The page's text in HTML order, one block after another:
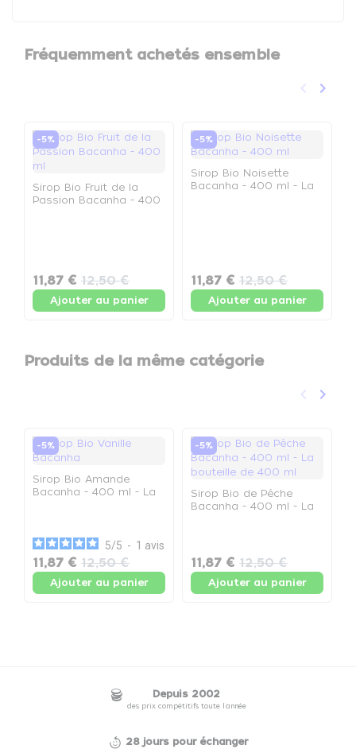
Fréquemment achetés ensemble
Précédent
keyboard_arrow_left keyboard_arrow_right
-5%
Sirop Bio Fruit de la
Passion Bacanha - 400
11,87 € 12,50 €
Ajouter au panier
-5%
Sirop Bio Noisette
Bacanha - 400 ml - La
11,87 € 12,50 €
Ajouter au panier
Produits de la même catégorie
Précédent
keyboard_arrow_left keyboard_arrow_right
-5%
Sirop Bio Amande
Bacanha - 400 ml - La
5/5 - 1 avis
11,87 € 12,50 €
Ajouter au panier
-5%
Sirop Bio de Pêche
Bacanha - 400 ml - La
11,87 € 12,50 €
Ajouter au panier
Depuis 2002
des prix compétitifs toute l'année
28 jours pour échanger